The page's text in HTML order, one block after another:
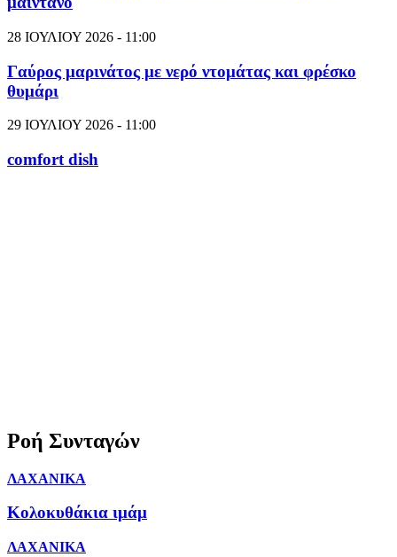
28 ΙΟΥΛΙΟΥ 2026 - 11:00
Γαύρος μαρινάτος με νερό ντομάτας και φρέσκο
θυμάρι
29 ΙΟΥΛΙΟΥ 2026 - 11:00
comfort dish
Ροή Συνταγών
ΛΑΧΑΝΙΚΑ
Κολοκυθάκια ιμάμ
ΛΑΧΑΝΙΚΑ